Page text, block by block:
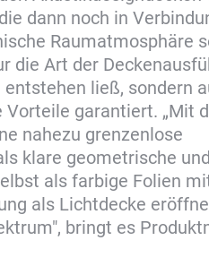
dann noch in
Raumatmosphäre
die Art der
ließ, sondern
garantiert. „Mit
nahezu grenzenlose
klare geometrische
als farbige Folien
als Lichtdecke
bringt es